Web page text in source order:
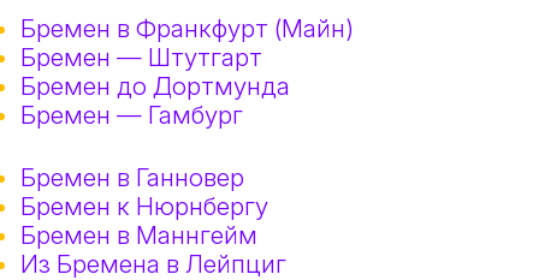
Бремен в Франкфурт (Майн)
Бремен — Штутгарт
Бремен до Дортмунда
Бремен — Гамбург
Бремен в Ганновер
Бремен к Нюрнбергу
Бремен в Маннгейм
Из Бремена в Лейпциг